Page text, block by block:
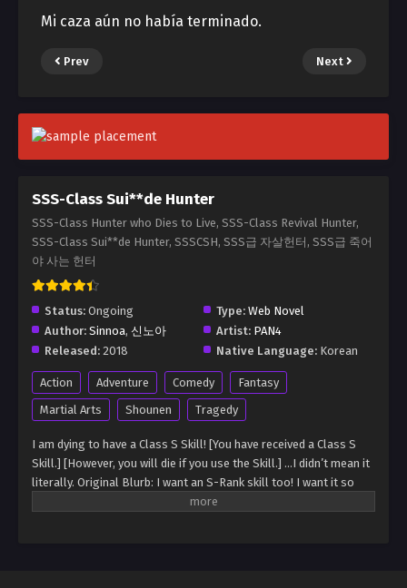
Mi caza aún no había terminado.
Prev Next
SSS-Class Sui**de Hunter
SSS-Class Hunter who Dies to Live, SSS-Class Revival Hunter,
SSS-Class Sui**de Hunter, SSSCSH, SSS급 자살헌터, SSS급 죽어
야 사는 헌터
Status: Ongoing Type: Web Novel
Author: Sinnoa, 신노아 Artist: PAN4
Released: 2018 Native Language: Korean
Action Adventure Comedy
Fantasy
Martial Arts
Shounen Tragedy
I am dying to have a Class S Skill! [You have received a Class S
Skill.] [However, you will die if you use the Skill.] …I didn’t mean it
literally. Original Blurb: I want an S-Rank skill too! I want it so
badly, I would even die for it! [You have awakened an S-Rank skill.]